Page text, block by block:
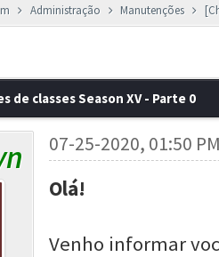
Administração Manutenções
de classes Season XV - Parte 0
07-25-2020, 01:50
Olá!
Venho informar